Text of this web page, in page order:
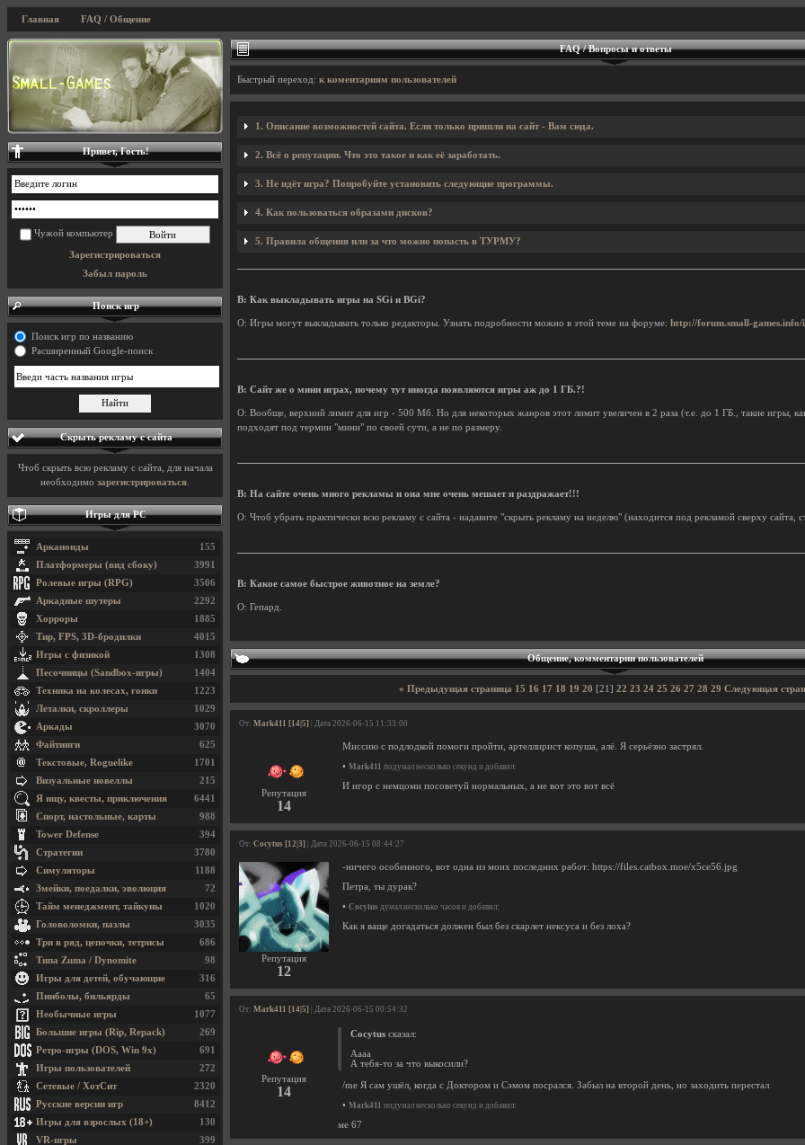
Главная FAQ / Общение
FAQ / Вопросы и ответы
Быстрый переход: к коментариям пользователей
1. Описание возможностей сайта. Если только пришли на сайт - Вам сюда.
2. Всё о репутации. Что это такое и как её заработать.
3. Не идёт игра? Попробуйте установить следующие программы.
4. Как пользоваться образами дисков?
5. Правила общения или за что можно попасть в ТУРМУ?
В: Как выкладывать игры на SGi и BGi?
О: Игры могут выкладывать только редакторы. Узнать подробности можно в этой теме на форуме: http://forum.small-games.info/
В: Сайт же о мини играх, почему тут иногда появляются игры аж до 1 ГБ.?!
О: Вообще, верхний лимит для игр - 500 Мб. Но для некоторых жанров этот лимит увеличен в 2 раза (т.е. до 1 ГБ., такие игры,
подходят под термин "мини" по своей сути, а не по размеру.
В: На сайте очень много рекламы и она мне очень мешает и раздражает!!!
О: Чтоб убрать практически всю рекламу с сайта - надавите "скрыть рекламу на неделю" (находится под рекламой сверху сайта,
В: Какое самое быстрое животное на земле?
О: Гепард.
Общение, комментарии пользователей
« Предыдущая страница 15 16 17 18 19 20 [21] 22 23 24 25 26 27 28 29 Следующая
От: Mark411 [14|5] | Дата 2026-06-15 11:33:00
Репутация
14
Миссию с подлодкой помоги пройти, артеллирист копуша, алё. Я серьёзно застрял.
• Mark411 подумал несколько секунд и добавил:
И игор с немцоми посоветуй нормальных, а не вот это вот всё
От: Cocytus [12|3] | Дата 2026-06-15 08:44:27
Репутация
12
-ничего особенного, вот одна из моих последних работ: https://files.catbox.moe/x5ce56.jpg
Петра, ты дурак?
• Cocytus думал несколько часов и добавил:
Как я ваще догадаться должен был без скарлет нексуса и без лоха?
От: Mark411 [14|5] | Дата 2026-06-15 00:54:32
Репутация
14
Cocytus сказал:
Аааа
А тебя-то за что выкосили?
/me Я сам ушёл, когда с Доктором и Сэмом посрался. Забыл на второй день, но заходить перестал
• Mark411 подумал несколько секунд и добавил:
ме 67
Привет, Гость!
Чужой компьютер
Зарегистрироваться
Забыл пароль
Поиск игр
Поиск игр по названию
Расширенный Google-поиск
Скрыть рекламу с сайта
Чтоб скрыть всю рекламу с сайта, для начала
необходимо зарегистрироваться
Игры для PC
155
Арканоиды
3991
Платформеры (вид сбоку)
3506
Ролевые игры (RPG)
2292
Аркадные шутеры
1885
Хорроры
4015
Тир, FPS, 3D-бродилки
1308
Игры с физикой
1404
Песочницы (Sandbox-игры)
1223
Техника на колесах, гонки
1029
Леталки, скроллеры
3070
Аркады
625
Файтинги
1701
Текстовые, Roguelike
215
Визуальные новеллы
6441
Я ищу, квесты, приключения
988
Спорт, настольные, карты
394
Tower Defense
3780
Стратегии
1188
Симуляторы
72
Змейки, поедалки, эволюция
1020
Тайм менеджмент, тайкуны
3035
Головоломки, пазлы
686
Три в ряд, цепочки, тетрисы
98
Типа Zuma / Dynomite
316
Игры для детей, обучающие
65
Пинболы, бильярды
1077
Необычные игры
269
Большие игры (Rip, Repack)
691
Ретро-игры (DOS, Win 9x)
272
Игры пользователей
2320
Сетевые / ХотСит
8412
Русские версии игр
130
Игры для взрослых (18+)
399
VR-игры